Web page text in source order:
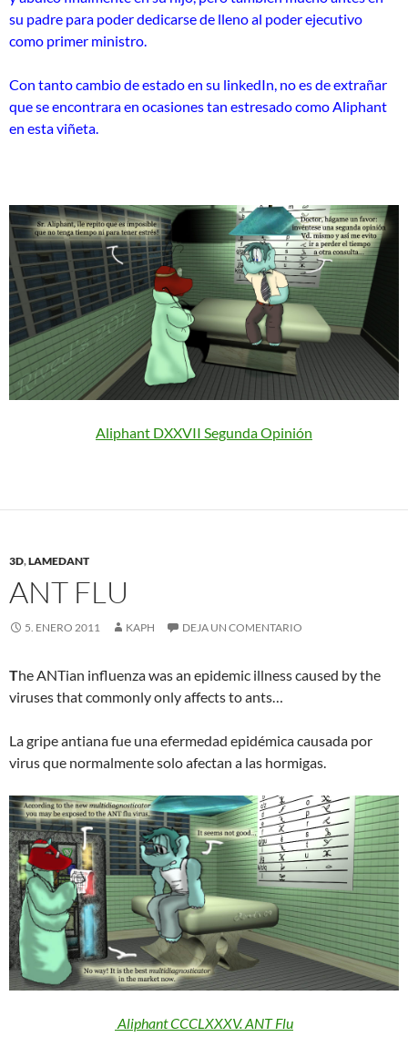
su padre para poder dedicarse de lleno al poder ejecutivo
como primer ministro.
Con tanto cambio de estado en su linkedIn, no es de extrañar
que se encontrara en ocasiones tan estresado como Aliphant
en esta viñeta.
Aliphant DXXVII Segunda Opinión
3D,LAMEDANT
ANT FLU
5. ENERO 2011 KAPH DEJA UN COMENTARIO
The ANTian influenza was an epidemic illness caused by the
viruses that commonly only affects to ants…
La gripe antiana fue una efermedad epidémica causada por
virus que normalmente solo afectan a las hormigas.
Aliphant CCCLXXXV. ANT Flu